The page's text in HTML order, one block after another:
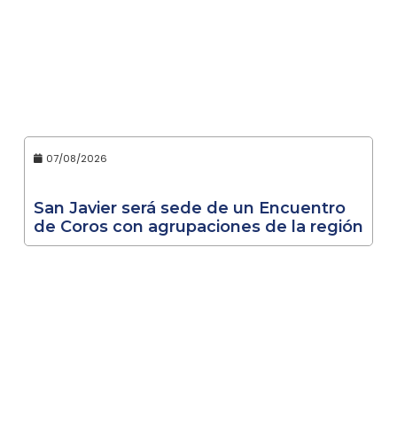
07/08/2026
San Javier será sede de un Encuentro
de Coros con agrupaciones de la región